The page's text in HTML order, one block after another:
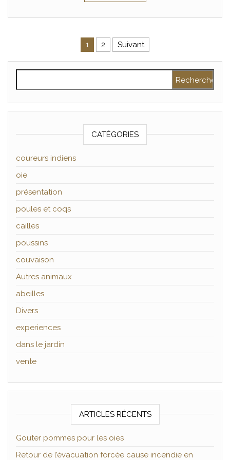
Pagination des publications
1 2 Suivant
CATÉGORIES
coureurs indiens
oie
présentation
poules et coqs
cailles
poussins
couvaison
Autres animaux
abeilles
Divers
experiences
dans le jardin
vente
ARTICLES RÉCENTS
Gouter pommes pour les oies
Retour de l’évacuation forcée cause incendie en